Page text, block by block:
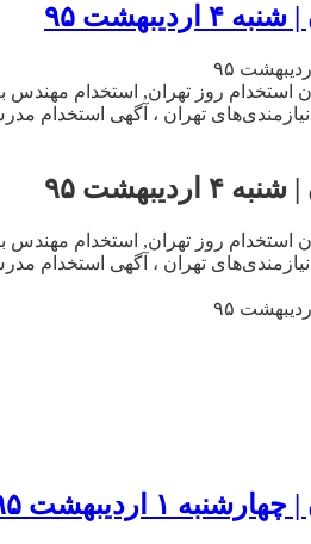
۹۵
استخدام روز تهران, استخدام
نیازمندی‌های تهران ، آگهی
۹۵
استخدام روز تهران, استخدام
نیازمندی‌های تهران ، آگهی
۱ اردیبهشت ۹۵